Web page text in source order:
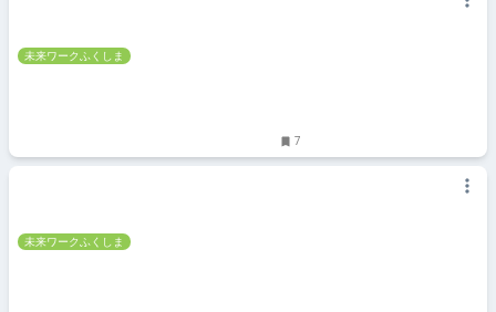
未来ワークふくしま
7
未来ワークふくしま